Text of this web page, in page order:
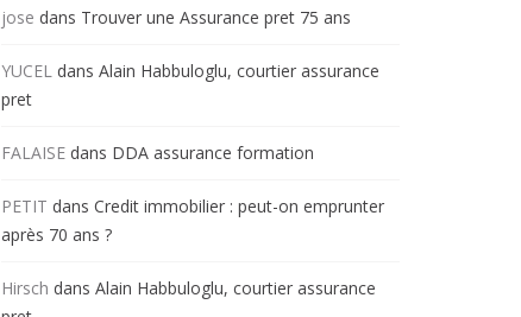
jose dans Trouver une Assurance pret 75 ans
YUCEL dans Alain Habbuloglu, courtier assurance
pret
FALAISE dans DDA assurance formation
PETIT dans Credit immobilier : peut-on emprunter
après 70 ans ?
Hirsch dans Alain Habbuloglu, courtier assurance